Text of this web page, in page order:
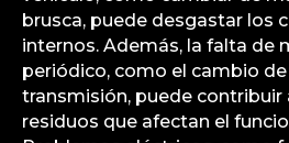
brusca, puede desgastar los
internos. Además, la falta de
periódico, como el cambio
transmisión, puede contribuir
residuos que afectan el